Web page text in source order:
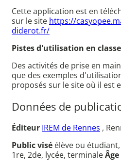
Cette application est en
sur le site https://
diderot.fr/
Pistes d'utilisation en classe
Des activités de prise en
que des exemples
proposés sur le site où il est
Données de
Éditeur IREM de Rennes ,
Public visé élève ou
1re, 2de, lycée, terminaleÂge